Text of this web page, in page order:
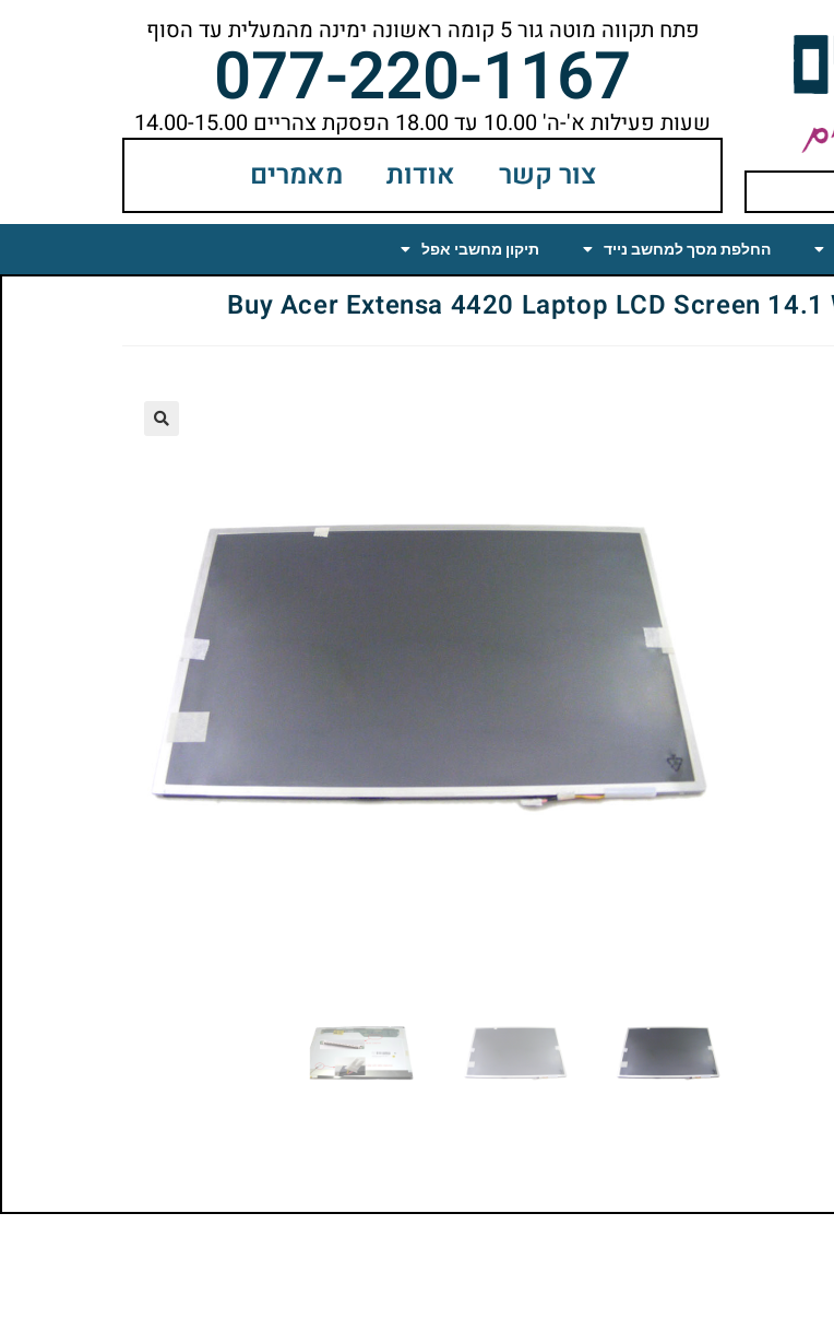
פתח תקווה מוטה גור 5 קומה ראשונה ימינה מהמעלית עד הסוף
077-220-1167שעות פעילות א'-ה' 10.00 עד 18.00 הפסקת צהריים 14.00-15.00
צור קשר אודות מאמרים
החלפת מסך למחשב נייד תיקון מחשבי אפל